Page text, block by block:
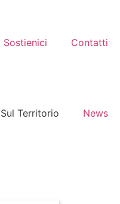
Sostienici Contatti
Sul Territorio News